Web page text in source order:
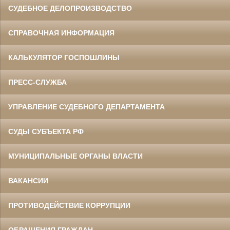
Данилов Василий Степанович
Участник Великой Отечественной войны
в период с 1960 по 1973 гг.
Ермоленко Фаина Семеновна
Труженица тыла в годы
областного суда
в период с 1954 по 1977 гг.
СУДЕБНОЕ ДЕЛОПРОИЗВОДСТВО
СПРАВОЧНАЯ ИНФОРМАЦИЯ
КАЛЬКУЛЯТОР ГОСПОШЛИНЫ
ПРЕСС-СЛУЖБА
УПРАВЛЕНИЕ СУДЕБНОГО ДЕПАРТАМЕНТА
СУДЫ СУБЪЕКТА РФ
МУНИЦИПАЛЬНЫЕ ОРГАНЫ ВЛАСТИ
ВАКАНСИИ
ПРОТИВОДЕЙСТВИЕ КОРРУПЦИИ